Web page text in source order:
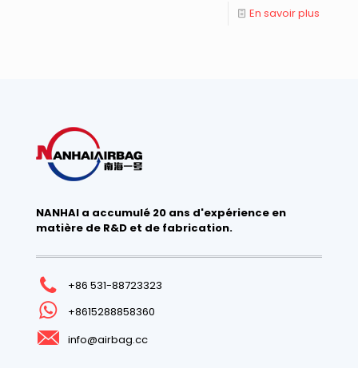
En savoir plus
NANHAI a accumulé 20 ans d'expérience en
matière de R&D et de fabrication.
+86 531-88723323
+8615288858360
info@airbag.cc